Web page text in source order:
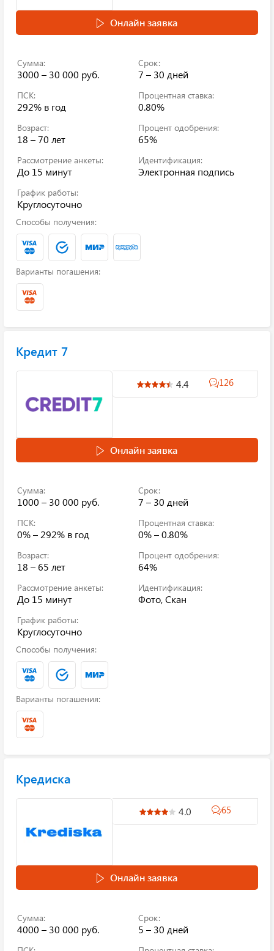
Онлайн заявка
Сумма:
3000 – 30 000 руб.
Срок:
7 – 30 дней
ПСК:
292% в год
Процентная ставка:
0.80%
Возраст:
18 – 70 лет
Процент одобрения:
65%
Рассмотрение анкеты:
До 15 минут
Идентификация:
Электронная подпись
График работы:
Круглосуточно
Способы получения:
Варианты погашения:
Кредит 7
4.4 126
Онлайн заявка
Сумма:
1000 – 30 000 руб.
Срок:
7 – 30 дней
ПСК:
0% – 292% в год
Процентная ставка:
0% – 0.80%
Возраст:
18 – 65 лет
Процент одобрения:
64%
Рассмотрение анкеты:
До 15 минут
Идентификация:
Фото, Скан
График работы:
Круглосуточно
Способы получения:
Варианты погашения:
Кредиска
4.0 65
Онлайн заявка
Сумма:
4000 – 30 000 руб.
Срок:
5 – 30 дней